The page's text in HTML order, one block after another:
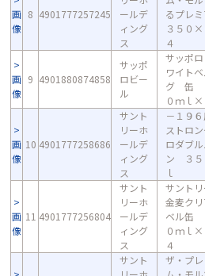
画
像
8 4901777257245
ールデ
ィング
ス
るプレミ
３５０
４
画
像
9 4901880874858
サッポ
ロビー
ル
サッポ
ワイト
グ 缶
０ｍｌ×
画
像
10 4901777258686
サント
リーホ
ールデ
ィング
ス
－１９
ストロ
ロダブル
ン ３５
ｌ
画
像
11 4901777256804
サント
リーホ
ールデ
ィング
ス
サント
金麦ク
ベル缶
０ｍｌ
４
サント
ザ・プ